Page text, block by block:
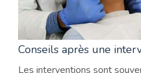
Les interventions sont